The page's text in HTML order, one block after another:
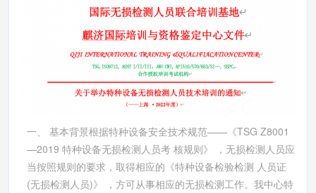
一、 基本背景根据特种设备安全技术规范——《TSG Z8001
—2019 特种设备无损检测人员考 核规则》 ，无损检测人员应
当按照规则的要求，取得相应的《特种设备检验检测 人员证
(无损检测人员)》 ，方可从事相应的无损检测工作。我中心特